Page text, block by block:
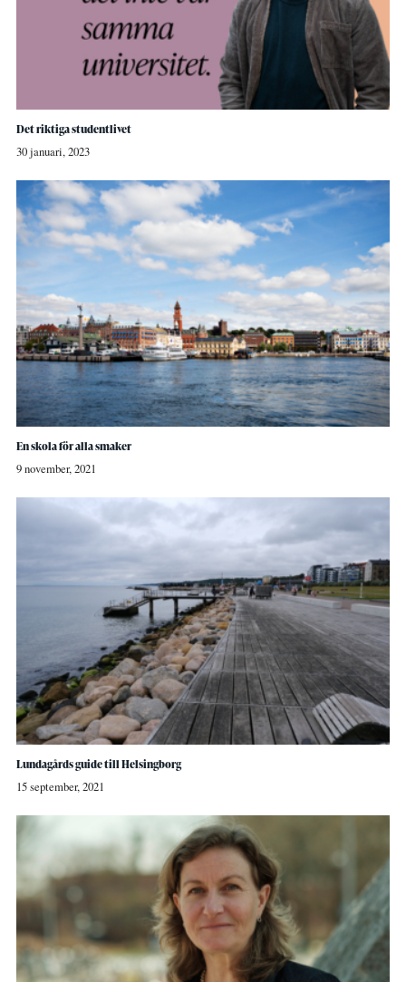
Det riktiga studentlivet
30 januari, 2023
En skola för alla smaker
9 november, 2021
Lundagårds guide till Helsingborg
15 september, 2021